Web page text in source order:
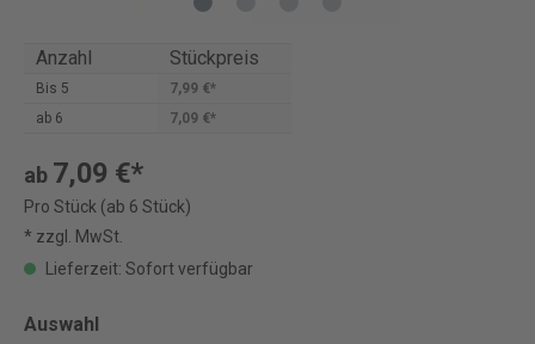
Anzahl Stückpreis
Bis 5
7,99 €*
ab 6 7,09 €*
ab 7,09 €*
Pro Stück (ab 6 Stück)
* zzgl. MwSt.
Lieferzeit: Sofort verfügbar
Auswahl